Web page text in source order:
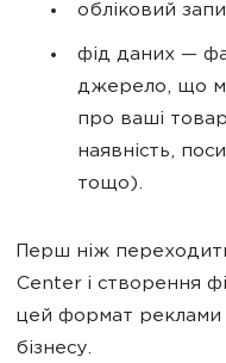
обліковий
фід даних —
джерело, що
про ваші
наявність,
тощо).
Перш ніж
Center і створення
цей формат реклами
бізнесу.